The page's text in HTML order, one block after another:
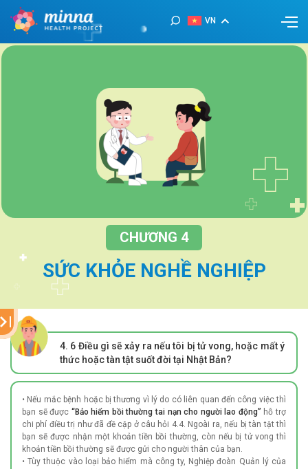
VN
CHƯƠNG 4
SỨC KHỎE NGHỀ NGHIỆP
4. 6 Điều gì sẽ xảy ra nếu tôi bị tử vong, hoặc mất ý
thức hoặc tàn tật suốt đời tại Nhật Bản?
• Nếu mắc bệnh hoặc bị thương vì lý do có liên quan đến công việc thì
bạn sẽ được “Bảo hiểm bồi thường tai nạn cho người lao động” hỗ trợ
chi phí điều trị như đã đề cập ở câu hỏi 4.4. Ngoài ra, nếu bị tàn tật thì
bạn sẽ được nhận một khoản tiền bồi thường, còn nếu bị tử vong thì
khoản tiền bồi thường sẽ được gửi cho người thân của bạn.
• Tùy thuộc vào loại bảo hiểm mà công ty, Nghiệp đoàn Quản lý của